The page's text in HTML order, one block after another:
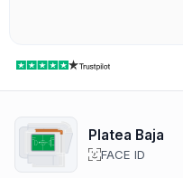
Platea Baja
FACE ID